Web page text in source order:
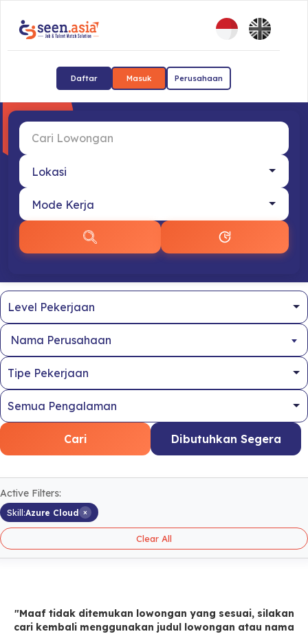
Daftar Masuk Perusahaan
Nama Perusahaan
Cari Dibutuhkan Segera
Active Filters:
Skill:Azure Cloud ×
Clear All
"Maaf tidak ditemukan lowongan yang sesuai, silakan
cari kembali menggunakan judul lowongan atau nama